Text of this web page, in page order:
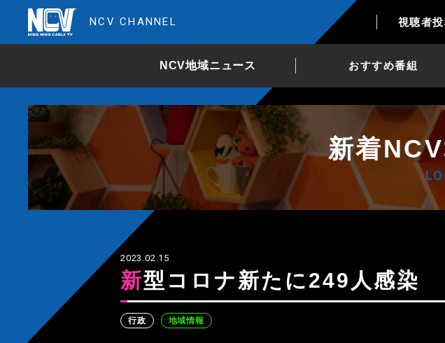
NCV CHANNEL 視聴者
NCV地域ニュース おすすめ番組
新着
2023.02.15
新型コロナ新たに249人感染
行政 地域情報